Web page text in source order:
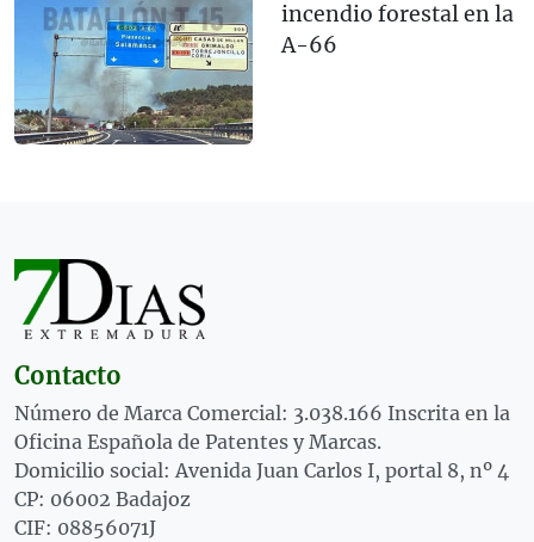
incendio forestal en la
A-66
Contacto
Número de Marca Comercial: 3.038.166 Inscrita en la
Oficina Española de Patentes y Marcas.
Domicilio social: Avenida Juan Carlos I, portal 8, nº 4
CP: 06002 Badajoz
CIF: 08856071J